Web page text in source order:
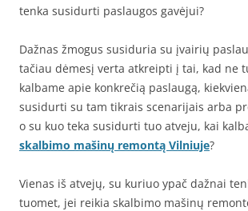
tenka susidurti paslaugos gavėjui?
Dažnas žmogus susiduria su įvairių
tačiau dėmesį verta atkreipti į tai, kad ne
kalbame apie konkrečią paslaugą,
susidurti su tam tikrais scenarijais arba
o su kuo teka susidurti tuo atveju, kai
skalbimo mašinų remontą Vilniuje?
Vienas iš atvejų, su kuriuo ypač dažnai
tuomet, jei reikia skalbimo mašinų